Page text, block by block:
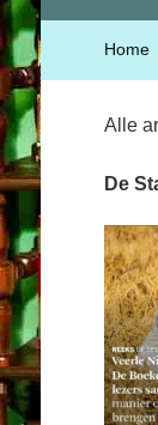
Home
Alle
De